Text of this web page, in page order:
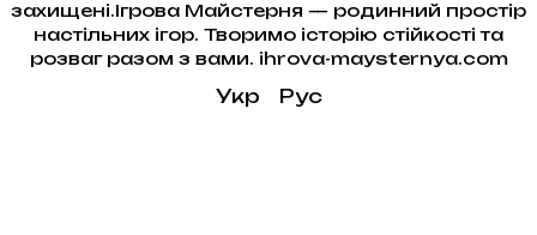
захищені.Ігрова Майстерня — родинний простір
настільних ігор. Творимо історію стійкості та
розваг разом з вами. ihrova-maysternya.com
Укр Рус